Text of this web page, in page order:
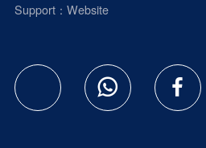
Support： Website